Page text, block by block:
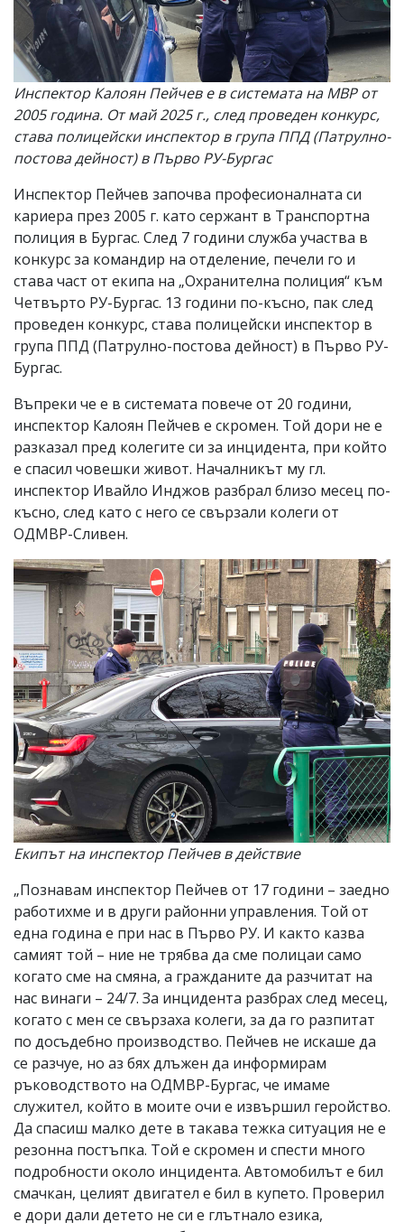
Инспектор Калоян Пейчев е в системата на МВР от
2005 година. От май 2025 г., след проведен конкурс,
става полицейски инспектор в група ППД (Патрулно-
постова дейност) в Първо РУ-Бургас
Инспектор Пейчев започва професионалната си
кариера през 2005 г. като сержант в Транспортна
полиция в Бургас. След 7 години служба участва в
конкурс за командир на отделение, печели го и
става част от екипа на „Охранителна полиция“ към
Четвърто РУ-Бургас. 13 години по-късно, пак след
проведен конкурс, става полицейски инспектор в
група ППД (Патрулно-постова дейност) в Първо РУ-
Бургас.
Въпреки че е в системата повече от 20 години,
инспектор Калоян Пейчев е скромен. Той дори не е
разказал пред колегите си за инцидента, при който
е спасил човешки живот. Началникът му гл.
инспектор Ивайло Инджов разбрал близо месец по-
късно, след като с него се свързали колеги от
ОДМВР-Сливен.
Екипът на инспектор Пейчев в действие
„Познавам инспектор Пейчев от 17 години – заедно
работихме и в други районни управления. Той от
една година е при нас в Първо РУ. И както казва
самият той – ние не трябва да сме полицаи само
когато сме на смяна, а гражданите да разчитат на
нас винаги – 24/7. За инцидента разбрах след месец,
когато с мен се свързаха колеги, за да го разпитат
по досъдебно производство. Пейчев не искаше да
се разчуе, но аз бях длъжен да информирам
ръководството на ОДМВР-Бургас, че имаме
служител, който в моите очи е извършил геройство.
Да спасиш малко дете в такава тежка ситуация не е
резонна постъпка. Той е скромен и спести много
подробности около инцидента. Автомобилът е бил
смачкан, целият двигател е бил в купето. Проверил
е дори дали детето не си е глътнало езика,